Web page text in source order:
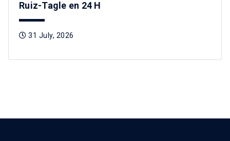
Ruiz-Tagle en 24 H
31 July, 2026